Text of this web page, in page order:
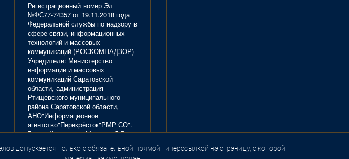
Регистрационный номер Эл
№ФС77-74357 от 19.11.2018 года
Федеральной службы по надзору в
сфере связи, информационных
технологий и массовых
коммуникаций (РОСКОМНАДЗОР)
Учредители: Министерство
информации и массовых
коммуникаций Саратовской
области, администрация
Ртищевского муниципального
района Саратовской области,
АНО"Информационное
агентство"Перекрёсток"РМР СО".
Главный редактор Маркова Л.В.
Тел. 8(84540)4-20-72; отдел
рекламы - 4-29-10.
допускается только с обязательной прямой гиперссылкой на страницу, с которой